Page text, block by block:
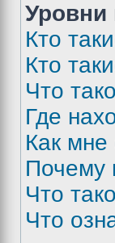
Уровни
Кто
Кто
Что
Где
Как мне
Почему
Что
Что